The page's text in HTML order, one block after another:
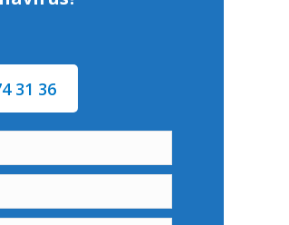
31 36